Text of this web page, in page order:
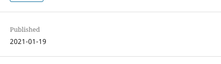
Published
2021-01-19